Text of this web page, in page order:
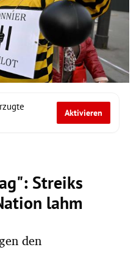
Aktivieren
Streiks
lahm
den